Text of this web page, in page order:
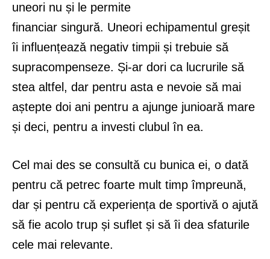
uneori nu și le permite
financiar singură. Uneori echipamentul greșit
îi influențează negativ timpii și trebuie să
supracompenseze. Și-ar dori ca lucrurile să
stea altfel, dar pentru asta e nevoie să mai
aștepte doi ani pentru a ajunge junioară mare
și deci, pentru a investi clubul în ea.
Cel mai des se consultă cu bunica ei, o dată
pentru că petrec foarte mult timp împreună,
dar și pentru că experiența de sportivă o ajută
să fie acolo trup și suflet și să îi dea sfaturile
cele mai relevante.